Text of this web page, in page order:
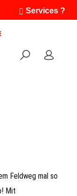
Services ?
Feldweg mal so
Mit